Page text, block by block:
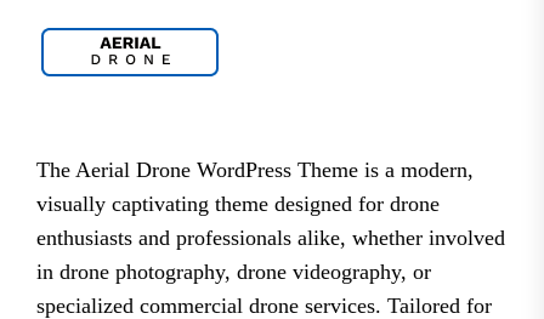
The Aerial Drone WordPress Theme is a modern,
visually captivating theme designed for drone
enthusiasts and professionals alike, whether involved
in drone photography, drone videography, or
specialized commercial drone services. Tailored for